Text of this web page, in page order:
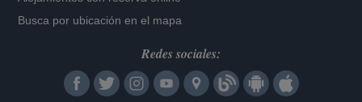
Busca por ubicación en el mapa
Redes sociales: